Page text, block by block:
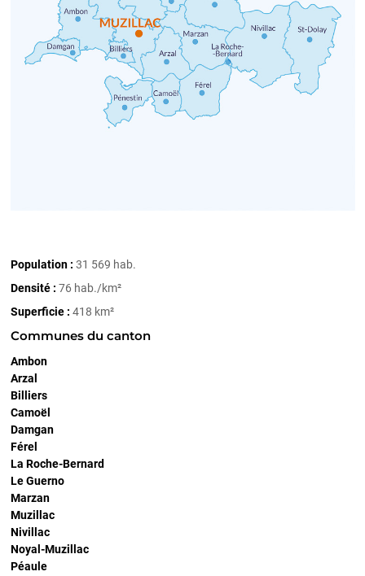
Population : 31 569 hab.
Densité : 76 hab./km²
Superficie : 418 km²
Communes du canton
Ambon
Arzal
Billiers
Camoël
Damgan
Férel
La Roche-Bernard
Le Guerno
Marzan
Muzillac
Nivillac
Noyal-Muzillac
Péaule